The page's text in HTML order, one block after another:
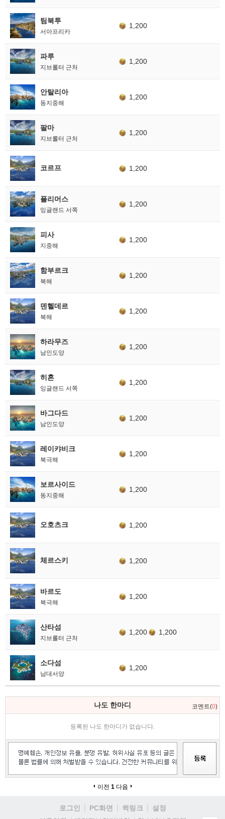
팀북투
서아프리카
1,200
파루
지브롤터 근처
1,200
안탈리아
동지중해
1,200
팔마
지브롤터 근처
1,200
코르프 1,200
플리머스
잉글랜드 서쪽
1,200
피사
지중해
1,200
함부르크
북해
1,200
덴헬데르
북해
1,200
하라무즈
남인도양
1,200
히혼
잉글랜드 서쪽
1,200
바그다드
남인도양
1,200
레이캬비크
북극해
1,200
보르사이드
동지중해
1,200
오호츠크 1,200
체르스키 1,200
바르도
북극해
1,200
산타섬
지브롤터 근처
1,200 1,200
소다섬
남대서양
1,200
나도 한마디 코멘트(0)
등록된 나도 한마디가 없습니다.
이전 1 다음
로그인 PC화면 퀵링크
설정